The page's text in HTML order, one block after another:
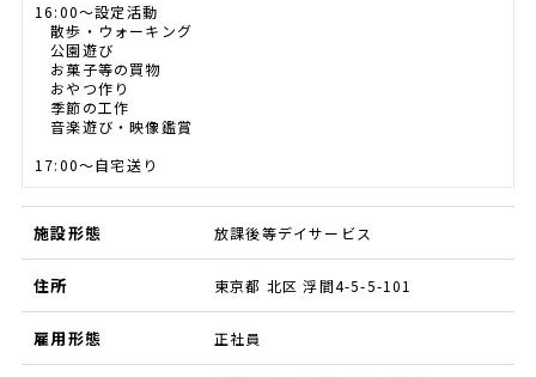
16:00～設定活動
散歩・ウォーキング
公園遊び
お菓子等の買物
おやつ作り
季節の工作
音楽遊び・映像鑑賞
17:00～自宅送り
施設形態 放課後等デイサービス
住所 東京都 北区 浮間4-5-5-101
雇用形態 正社員